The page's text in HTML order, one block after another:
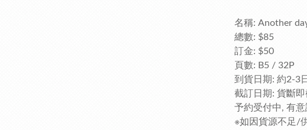
名稱: Another
總數: $85
訂金: $50
頁數: B5 / 32P
到貨日期: 約2-3日
截訂日期: 貨斷即
予約受付中, 有
※如因貨源不足/